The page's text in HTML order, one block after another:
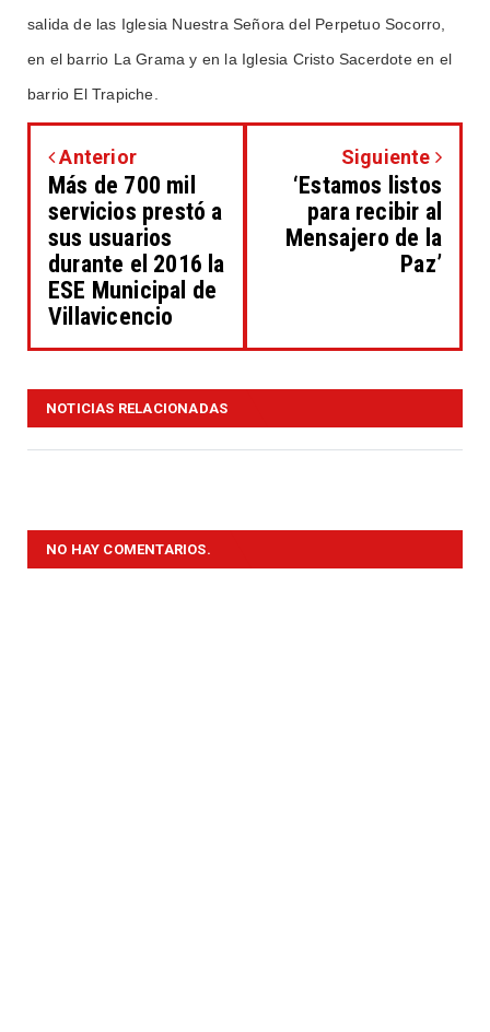
salida de las Iglesia Nuestra Señora del Perpetuo Socorro,
en el barrio La Grama y en la Iglesia Cristo Sacerdote en el
barrio El Trapiche.
Anterior
Más de 700 mil
servicios prestó a
sus usuarios
durante el 2016 la
ESE Municipal de
Villavicencio
Siguiente
‘Estamos listos
para recibir al
Mensajero de la
Paz’
NOTICIAS RELACIONADAS
NO HAY COMENTARIOS.